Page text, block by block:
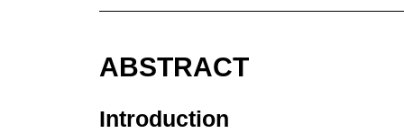
ABSTRACT
Introduction